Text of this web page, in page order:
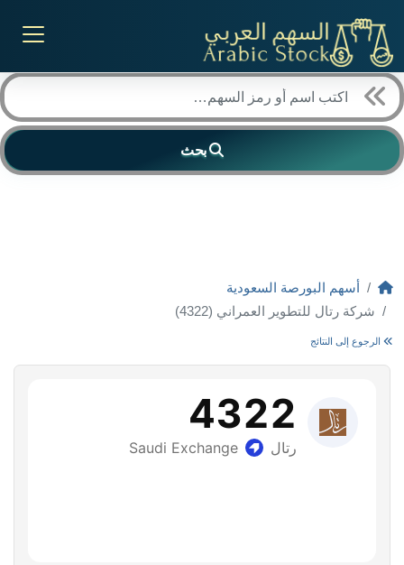
بحث
أسهم البورصة السعودية
شركة رتال للتطوير العمراني (4322)
الرجوع إلى النتائج